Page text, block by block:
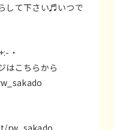
して下さい♬いつで
・
はこちらから
rw_sakado